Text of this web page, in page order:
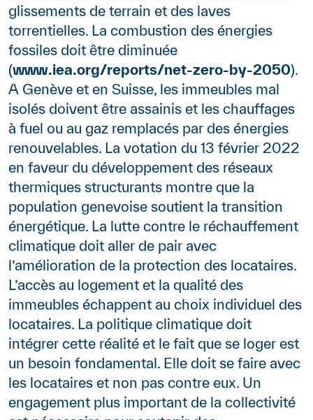
glissements de terrain et des laves
torrentielles. La combustion des énergies
fossiles doit être diminuée
(www.iea.org/reports/net-zero-by-2050).
A Genève et en Suisse, les immeubles mal
isolés doivent être assainis et les chauffages
à fuel ou au gaz remplacés par des énergies
renouvelables. La votation du 13 février 2022
en faveur du développement des réseaux
thermiques structurants montre que la
population genevoise soutient la transition
énergétique. La lutte contre le réchauffement
climatique doit aller de pair avec
l’amélioration de la protection des locataires.
L’accès au logement et la qualité des
immeubles échappent au choix individuel des
locataires. La politique climatique doit
intégrer cette réalité et le fait que se loger est
un besoin fondamental. Elle doit se faire avec
les locataires et non pas contre eux. Un
engagement plus important de la collectivité